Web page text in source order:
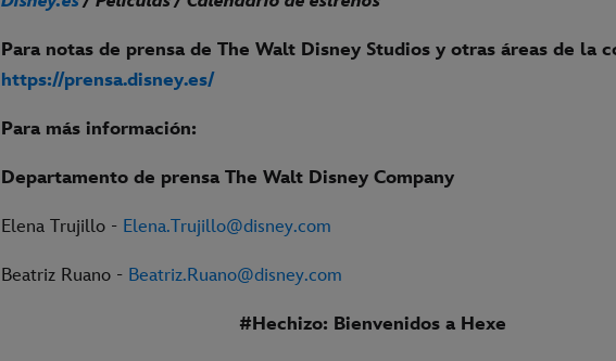
Para notas de prensa de The Walt Disney Studios y otras áreas de la
https://prensa.disney.es/
Para más información:
Departamento de prensa The Walt Disney Company
Elena Trujillo - Elena.Trujillo@disney.com
Beatriz Ruano - Beatriz.Ruano@disney.com
#Hechizo: Bienvenidos a Hexe